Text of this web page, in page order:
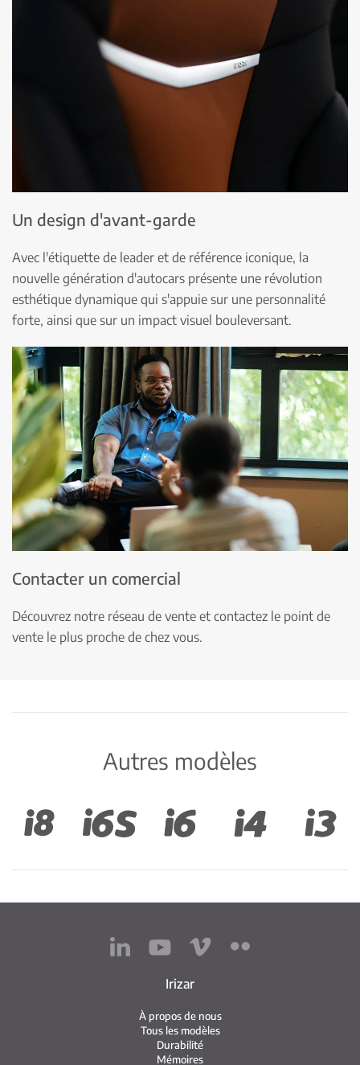
Un design d'avant-garde
Avec l'étiquette de leader et de référence iconique, la
nouvelle génération d'autocars présente une révolution
esthétique dynamique qui s'appuie sur une personnalité
forte, ainsi que sur un impact visuel bouleversant.
Contacter un comercial
Découvrez notre réseau de vente et contactez le point de
vente le plus proche de chez vous.
Autres modèles
Irizar
À propos de nous
Tous les modèles
Durabilité
Mémoires